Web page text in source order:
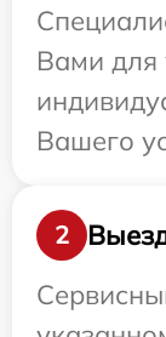
Вами для
Вашего
2